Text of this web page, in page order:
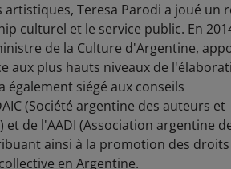
artistiques, Teresa Parodi a joué un
culturel et le service public. En
de la Culture d'Argentine,
aux plus hauts niveaux de
également siégé aux conseils
(Société argentine des auteurs et
de l'AADI (Association argentine
ainsi à la promotion des droits
en Argentine.